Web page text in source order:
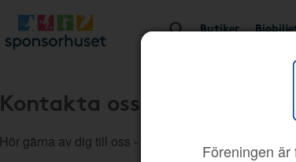
Butiker
Föreningen
Kontakta oss
Hör gärna av dig till oss - vi hjälper dig snabbt